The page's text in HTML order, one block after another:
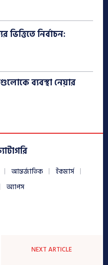
নির্বাচন:
ব্যবস্থা নেয়ার
আন্তর্জাতিক
ইকমার্স
অ্যাপস
NEXT ARTICLE